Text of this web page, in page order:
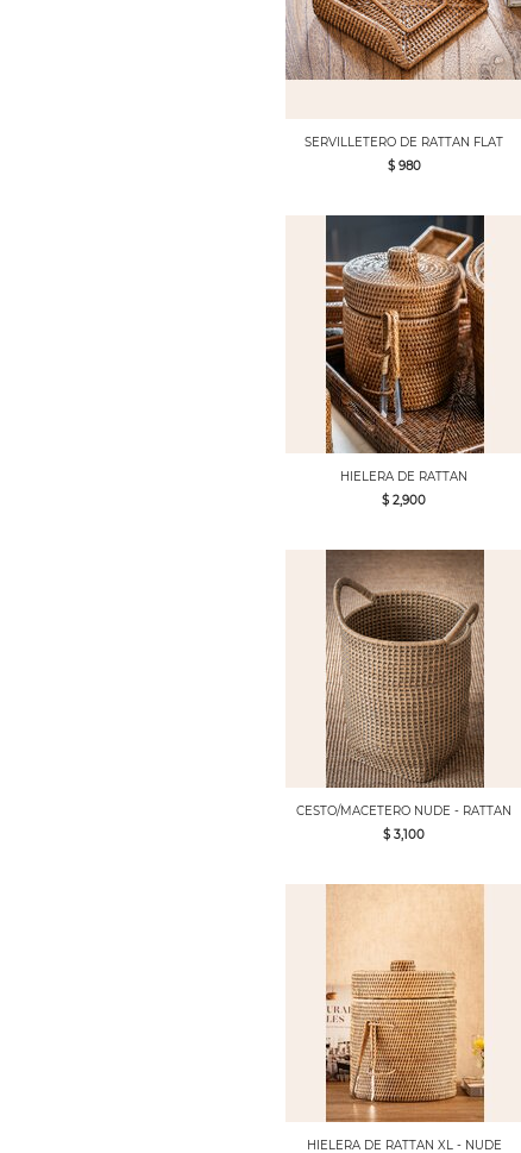
SERVILLETERO DE RATTAN FLAT
$ 980
HIELERA DE RATTAN
$ 2,900
CESTO/MACETERO NUDE - RATTAN
$ 3,100
HIELERA DE RATTAN XL - NUDE